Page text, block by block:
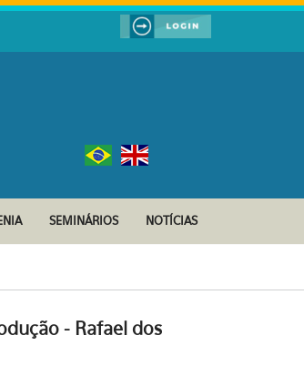
SEMINÁRIOS NOTÍCIAS
- Rafael dos